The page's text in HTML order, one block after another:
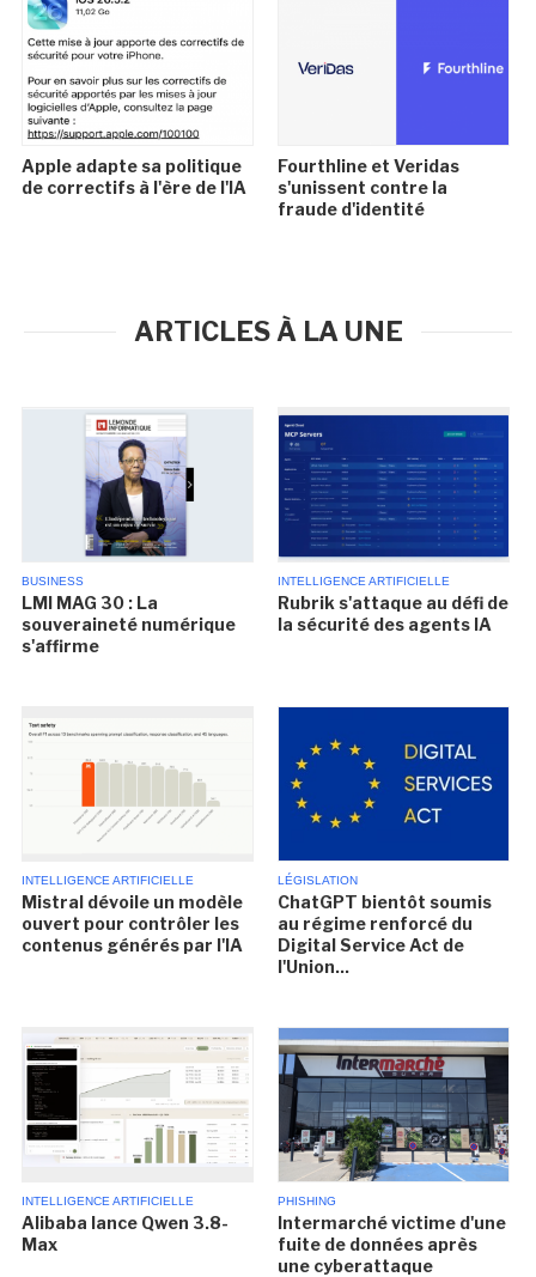
Apple adapte sa politique
de correctifs à l'ère de l'IA
Fourthline et Veridas
s'unissent contre la
fraude d'identité
ARTICLES À LA UNE
BUSINESS
LMI MAG 30 : La
souveraineté numérique
s'affirme
INTELLIGENCE ARTIFICIELLE
Rubrik s'attaque au défi de
la sécurité des agents IA
INTELLIGENCE ARTIFICIELLE
Mistral dévoile un modèle
ouvert pour contrôler les
contenus générés par l'IA
LÉGISLATION
ChatGPT bientôt soumis
au régime renforcé du
Digital Service Act de
l'Union...
INTELLIGENCE ARTIFICIELLE
Alibaba lance Qwen 3.8-
Max
PHISHING
Intermarché victime d'une
fuite de données après
une cyberattaque